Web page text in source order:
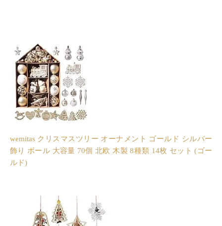
wemitas クリスマスツリー オーナメント ゴールド シルバー
飾り ボール 大容量 70個 北欧 木製 8種類 14枚 セット (ゴー
ルド)